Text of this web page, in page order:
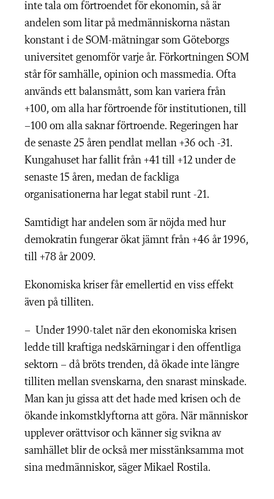
inte tala om förtroendet för ekonomin, så är
andelen som litar på medmänniskorna nästan
konstant i de SOM-mätningar som Göteborgs
universitet genomför varje år. Förkortningen SOM
står för samhälle, opinion och massmedia. Ofta
används ett balansmått, som kan variera från
+100, om alla har förtroende för institutionen, till
–100 om alla saknar förtroende. Regeringen har
de senaste 25 åren pendlat mellan +36 och -31.
Kungahuset har fallit från +41 till +12 under de
senaste 15 åren, medan de fackliga
organisationerna har legat stabil runt -21.
Samtidigt har andelen som är nöjda med hur
demokratin fungerar ökat jämnt från +46 år 1996,
till +78 år 2009.
Ekonomiska kriser får emellertid en viss effekt
även på tilliten.
– Under 1990-talet när den ekonomiska krisen
ledde till kraftiga nedskärningar i den offentliga
sektorn – då bröts trenden, då ökade inte längre
tilliten mellan svenskarna, den snarast minskade.
Man kan ju gissa att det hade med krisen och de
ökande inkomstklyftorna att göra. När människor
upplever orättvisor och känner sig svikna av
samhället blir de också mer misstänksamma mot
sina medmänni­skor, säger Mikael Rostila.